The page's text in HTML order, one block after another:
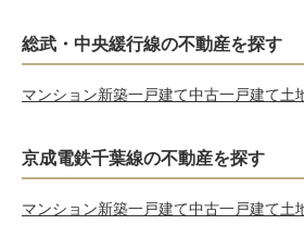
総武・中央緩行線の不動産を探す
マンション新築一戸建て中古一戸建て土
京成電鉄千葉線の不動産を探す
マンション新築一戸建て中古一戸建て土